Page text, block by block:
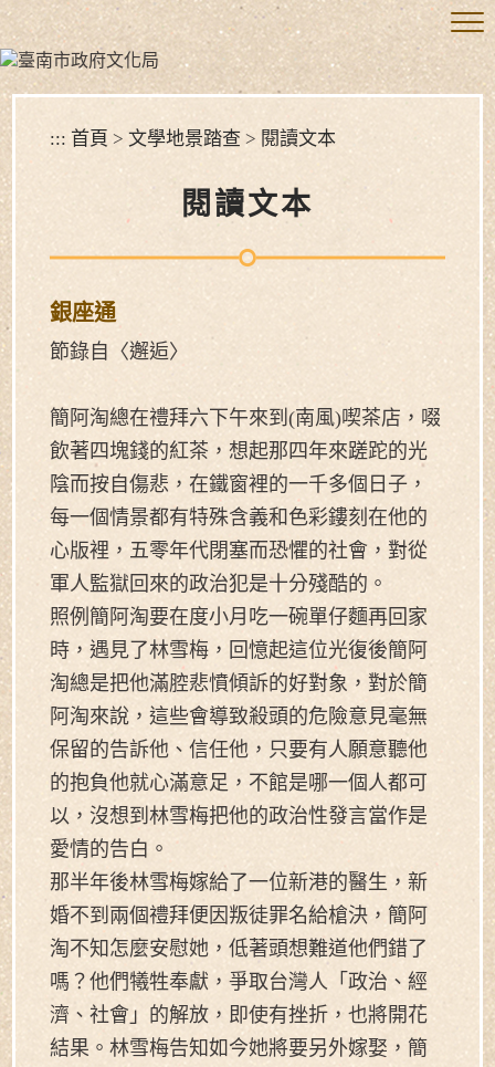
跳
到
主
要
內
容
塊
::: 首頁 > 文學地景踏查 > 閱讀文本
閱讀文本
銀座通
節錄自〈邂逅〉
簡阿淘總在禮拜六下午來到(南風)喫茶店，啜
飲著四塊錢的紅茶，想起那四年來蹉跎的光
陰而按自傷悲，在鐵窗裡的一千多個日子，
每一個情景都有特殊含義和色彩鏤刻在他的
心版裡，五零年代閉塞而恐懼的社會，對從
軍人監獄回來的政治犯是十分殘酷的。
照例簡阿淘要在度小月吃一碗單仔麵再回家
時，遇見了林雪梅，回憶起這位光復後簡阿
淘總是把他滿腔悲憤傾訴的好對象，對於簡
阿淘來說，這些會導致殺頭的危險意見毫無
保留的告訴他、信任他，只要有人願意聽他
的抱負他就心滿意足，不館是哪一個人都可
以，沒想到林雪梅把他的政治性發言當作是
愛情的告白。
那半年後林雪梅嫁給了一位新港的醫生，新
婚不到兩個禮拜便因叛徒罪名給槍決，簡阿
淘不知怎麼安慰她，低著頭想難道他們錯了
嗎？他們犧牲奉獻，爭取台灣人「政治、經
濟、社會」的解放，即使有挫折，也將開花
結果。林雪梅告知如今她將要另外嫁娶，簡